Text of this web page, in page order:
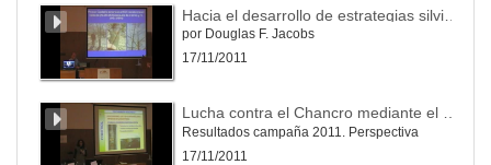
por Douglas F. Jacobs
17/11/2011
Resultados campaña 2011. Perspectiva
17/11/2011